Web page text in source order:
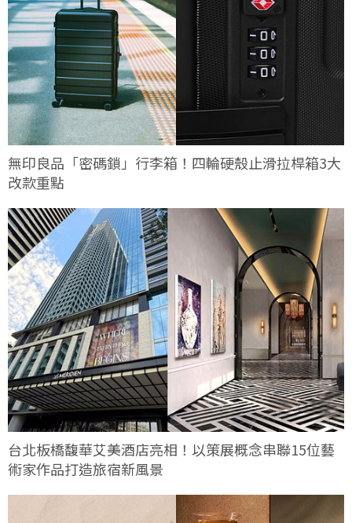
無印良品「密碼鎖」行李箱！四輪硬殼止滑拉桿箱3大
改款重點
台北板橋馥華艾美酒店亮相！以策展概念串聯15位藝
術家作品打造旅宿新風景